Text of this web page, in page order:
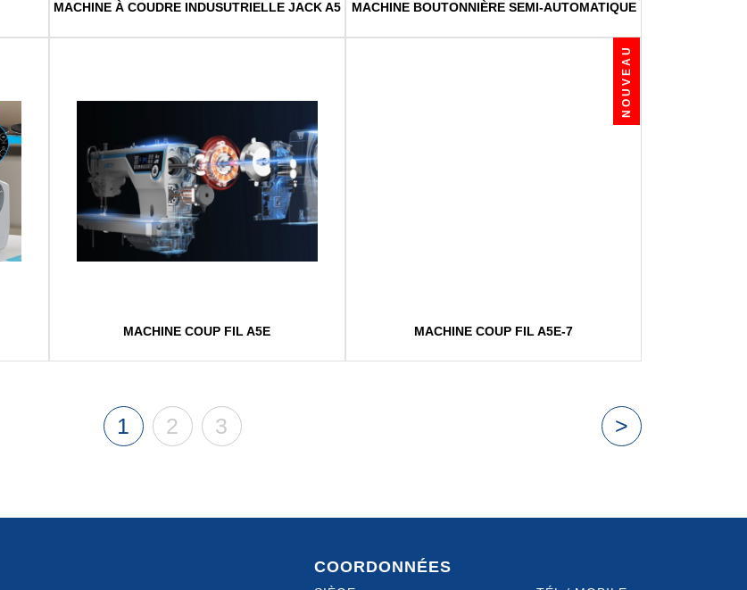
MACHINE À COUDRE INDUSUTRIELLE JACK A5 MACHINE BOUTONNIÈRE SEMI-AUTOMATIQUE
MACHINE COUP FIL A5E
NOUVEAU
MACHINE COUP FIL A5E-7
1 2 3 >
COORDONNÉES